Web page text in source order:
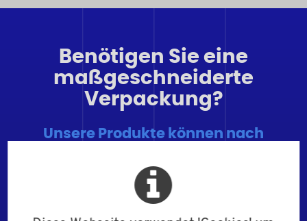
Benötigen Sie eine
maßgeschneiderte
Verpackung?
Unsere Produkte können nach
verpackt und etikettiert werden.
Da Bülte stets bestrebt ist, maßgeschneiderte Lösungen
für jeden Kunden zu finden, bieten wir einen individuellen